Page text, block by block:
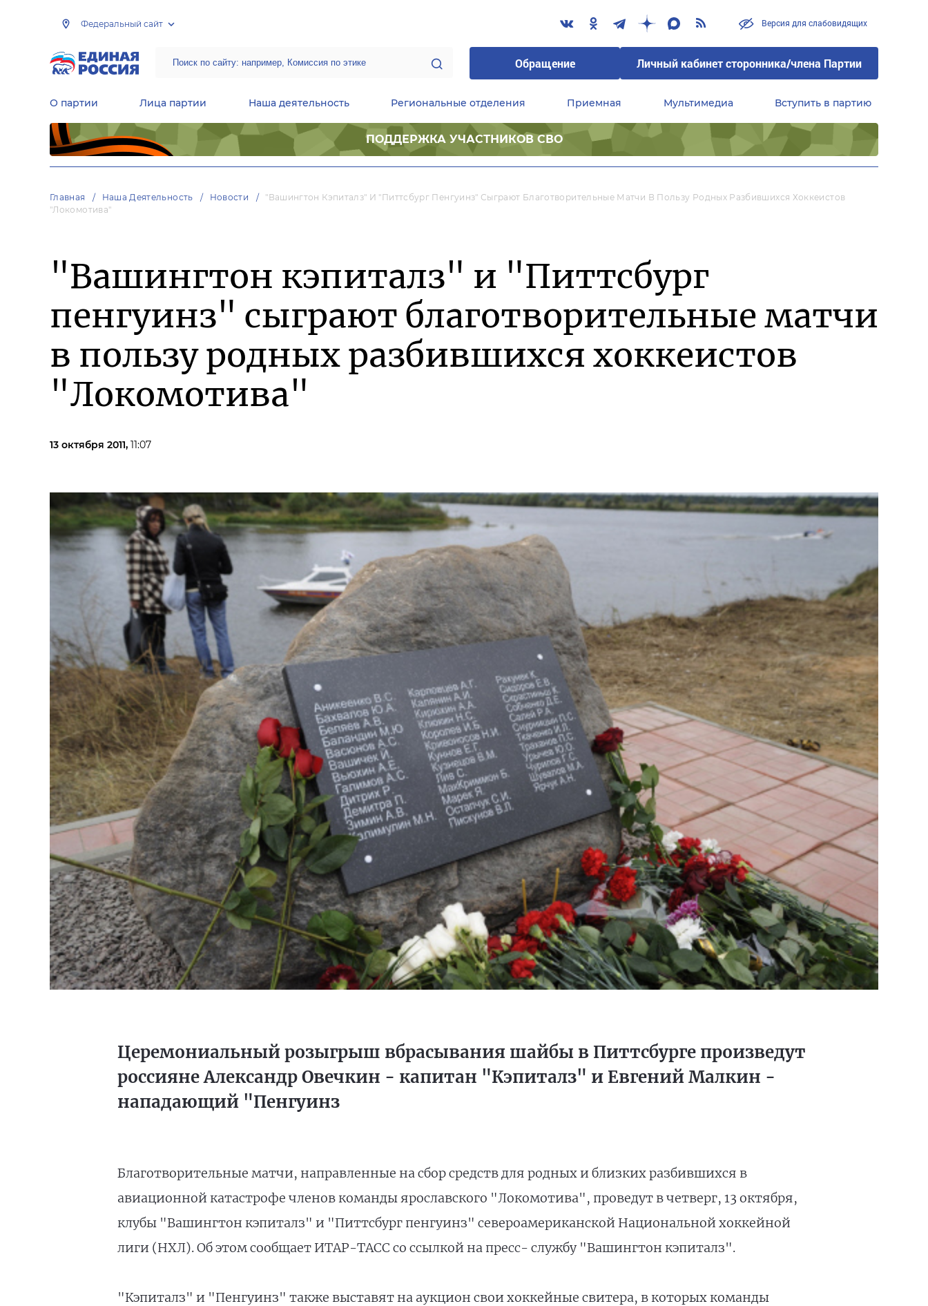
Федеральный сайт Версия для слабовидящих
Обращение Личный кабинет сторонника/члена Партии
О партии Лица партии Наша деятельность Региональные отделения Приемная Мультимедиа Вступить в партию
ПОДДЕРЖКА УЧАСТНИКОВ СВО
Главная Наша Деятельность Новости
"Вашингтон Кэпиталз" И "Питтсбург Пенгуинз" Сыграют Благотворительные Матчи В Пользу Родных Разбившихся Хоккеистов
"Локомотива"
"Вашингтон кэпиталз" и "Питтсбург
пенгуинз" сыграют благотворительные матчи
в пользу родных разбившихся хоккеистов
"Локомотива"
13 октября 2011, 11:07
Церемониальный розыгрыш вбрасывания шайбы в Питтсбурге произведут
россияне Александр Овечкин - капитан "Кэпиталз" и Евгений Малкин -
нападающий "Пенгуинз
Благотворительные матчи, направленные на сбор средств для родных и близких разбившихся в
авиационной катастрофе членов команды ярославского "Локомотива", проведут в четверг, 13 октября,
клубы "Вашингтон кэпиталз" и "Питтсбург пенгуинз" североамериканской Национальной хоккейной
лиги (НХЛ). Об этом сообщает ИТАР-ТАСС со ссылкой на пресс- службу "Вашингтон кэпиталз".
"Кэпиталз" и "Пенгуинз" также выставят на аукцион свои хоккейные свитера, в которых команды